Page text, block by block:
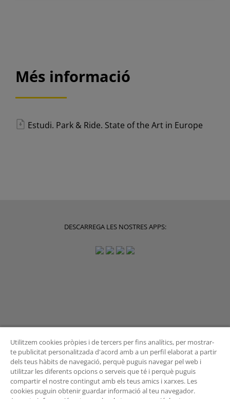
Més informació
Estudi. Park & Ride. State of the Art in Europe
DESCARREGA LES NOSTRES APPS:
BUTLLETÍ
Utilitzem cookies pròpies i de tercers per fins analítics, per mostrar-
te publicitat personalitzada d'acord amb a un perfil elaborat a partir
dels teus hàbits de navegació, perquè puguis navegar pel web i
utilitzar les diferents opcions o serveis que té i perquè puguis
compartir el nostre contingut amb els teus amics i xarxes. Les
cookies puguin obtenir guardar informació al teu navegador.